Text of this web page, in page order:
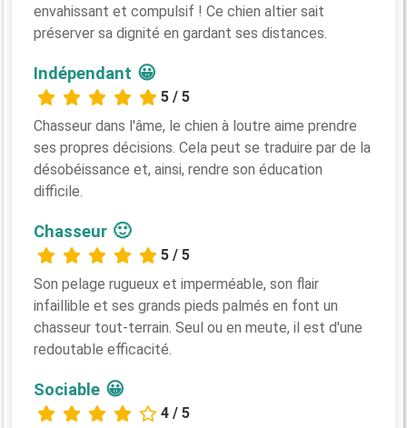
envahissant et compulsif ! Ce chien altier sait
préserver sa dignité en gardant ses distances.
Indépendant 😀
5 / 5
Chasseur dans l'âme, le chien à loutre aime prendre
ses propres décisions. Cela peut se traduire par de la
désobéissance et, ainsi, rendre son éducation
difficile.
Chasseur 🙂
5 / 5
Son pelage rugueux et imperméable, son flair
infaillible et ses grands pieds palmés en font un
chasseur tout-terrain. Seul ou en meute, il est d'une
redoutable efficacité.
Sociable 😀
4 / 5